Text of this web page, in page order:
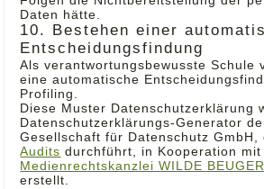
Daten hätte.
10. Bestehen einer
Entscheidungsfindung
Als verantwortungsbewusste Schule
eine automatische
Profiling.
Diese Muster Datenschutzerklärung
Datenschutzerklärungs-Generator
Gesellschaft für Datenschutz GmbH,
Audits durchführt, in Kooperation mit
Medienrechtskanzlei WILDE
erstellt.